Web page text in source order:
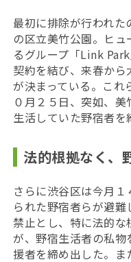
最初に排除が行われ
の区立美竹公園。ヒ
るグループ「Link
契約を結び、来春か
が決まっている。これ
０月２５日、突如、
生活していた野宿者を
法的根拠なく、
さらに渋谷区は今月
られた野宿者らが避
禁止とし、特に法的
が、野宿生活者の私物
援者を締め出した。